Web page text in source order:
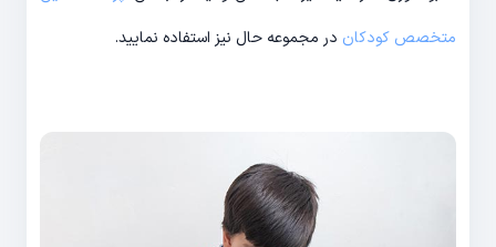
متخصص کودکان در مجموعه حال نیز استفاده نمایید.